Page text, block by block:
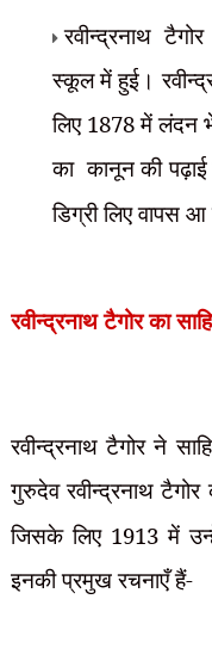
रवीन्द्रनाथ
स्कूल में हुई।
लिए 1878 में लंदन
का कानून की
डिग्री लिए वापस
रवीन्द्रनाथ टैगोर का
रवीन्द्रनाथ टैगोर ने
गुरुदेव रवीन्द्रनाथ
जिसके लिए 1913 में
इनकी प्रमुख रचनाएँ हैं-